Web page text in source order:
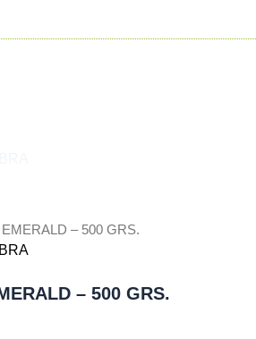
– 500 GRS.
– 500 GRS.